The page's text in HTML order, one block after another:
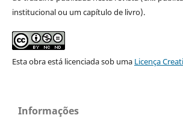
institucional ou um capítulo de livro).
Esta obra está licenciada sob uma Licença
Informações